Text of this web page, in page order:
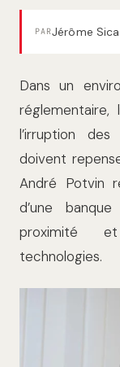
PARJérôme
Dans un
l’irruption
doivent
André Potvin
d’une
proximité
technologies.